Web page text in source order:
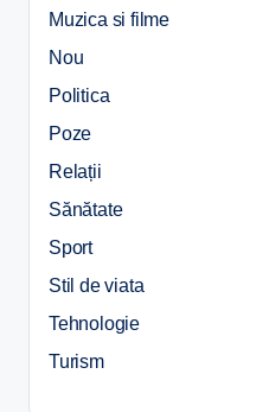
Muzica si filme
Nou
Politica
Poze
Relații
Sănătate
Sport
Stil de viata
Tehnologie
Turism